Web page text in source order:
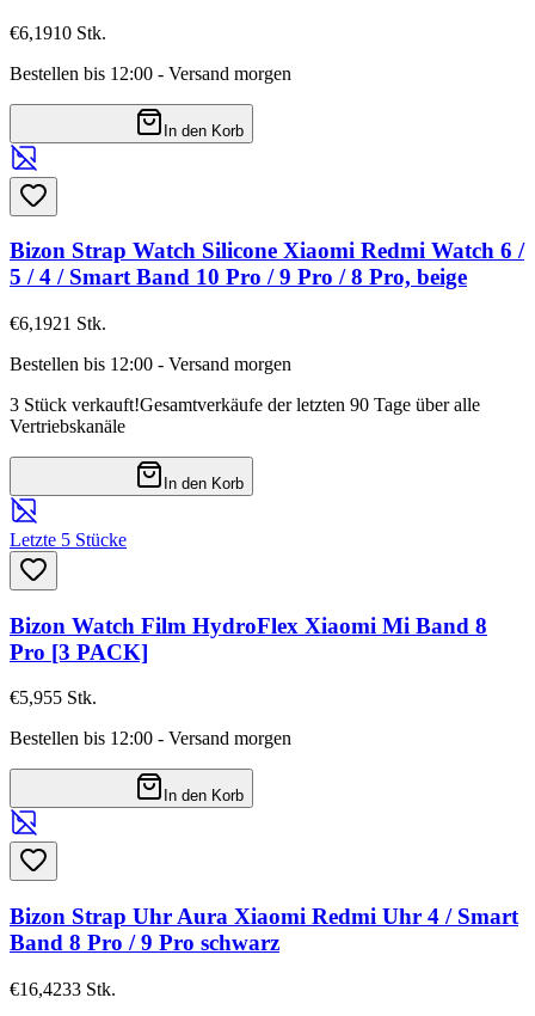
€6,1910 Stk.
Bestellen bis 12:00 - Versand morgen
In den Korb
Bizon Strap Watch Silicone Xiaomi Redmi Watch 6 /
5 / 4 / Smart Band 10 Pro / 9 Pro / 8 Pro, beige
€6,1921 Stk.
Bestellen bis 12:00 - Versand morgen
3 Stück verkauft!Gesamtverkäufe der letzten 90 Tage über alle
Vertriebskanäle
In den Korb
Letzte 5 Stücke
Bizon Watch Film HydroFlex Xiaomi Mi Band 8
Pro [3 PACK]
€5,955 Stk.
Bestellen bis 12:00 - Versand morgen
In den Korb
Bizon Strap Uhr Aura Xiaomi Redmi Uhr 4 / Smart
Band 8 Pro / 9 Pro schwarz
€16,4233 Stk.